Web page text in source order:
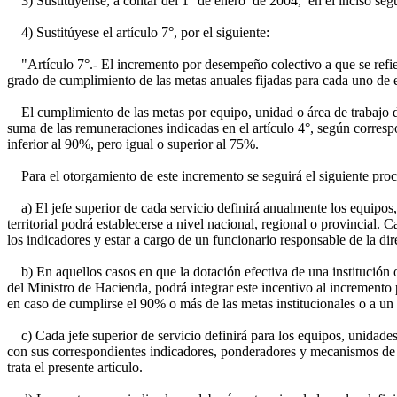
4) Sustitúyese el artículo 7°, por el siguiente:
"Artículo 7°.- El incremento por desempeño colectivo a que se
grado de cumplimiento de las metas anuales fijadas para cada uno de
El cumplimiento de las metas por equipo, unidad o área de trabajo
suma de las remuneraciones indicadas en el artículo 4°, según
inferior al 90%, pero igual o superior al 75%.
Para el otorgamiento de este incremento se seguirá el siguiente
a) El jefe superior de cada servicio definirá anualmente los
territorial podrá establecerse a nivel nacional, regional o provincial.
los indicadores y estar a cargo de un funcionario responsable de la
b) En aquellos casos en que la dotación efectiva de una
del Ministro de Hacienda, podrá integrar este incentivo al
en caso de cumplirse el 90% o más de las metas institucionales o a
c) Cada jefe superior de servicio definirá para los equipos,
con sus correspondientes indicadores, ponderadores y mecanismos
trata el presente artículo.